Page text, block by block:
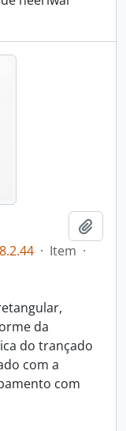
· Item ·
da
do trançado
com a
com